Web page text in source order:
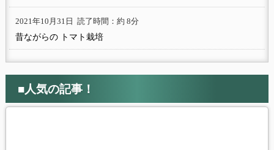
2021年10月31日 読了時間：約 8分
昔ながらの トマト栽培
■人気の記事！